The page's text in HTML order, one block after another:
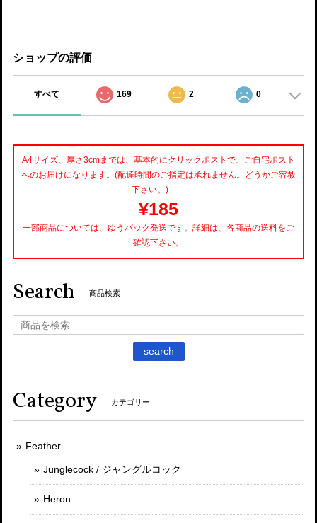
ショップの評価
すべて 169 2 0
A4サイズ、厚さ3cmまでは、基本的にクリックポストで、ご自宅ポスト
へのお届けになります。(配達時間のご指定は承れません。どうかご容赦
下さい。)
¥185
一部商品については、ゆうパック発送です。詳細は、各商品の送料をご
確認下さい。
Search 商品検索
search
Category カテゴリー
Feather
Junglecock / ジャングルコック
Heron